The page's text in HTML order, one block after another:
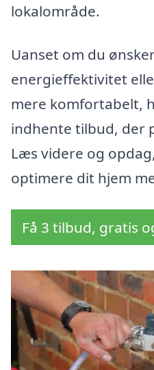
lokalområde.
Uanset om du
energieffektivitet
mere komfortabelt,
indhente tilbud, der
Læs videre og
optimere dit hjem
Få 3 tilbud, gratis